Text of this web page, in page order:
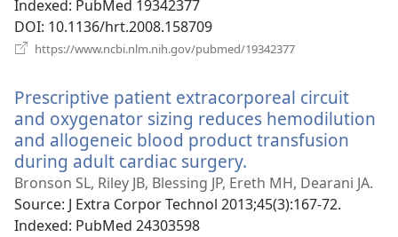
Indexed‎: PubMed 19342377
DOI‎: 10.1136/hrt.2008.158709
https://www.ncbi.nlm.nih.gov/pubmed/19342377
вікні)
Prescriptive patient extracorporeal circuit
and oxygenator sizing reduces hemodilution
and allogeneic blood product transfusion
during adult cardiac surgery.
у
новому
Bronson SL, Riley JB, Blessing JP, Ereth MH, Dearani JA.
Source‎: J Extra Corpor Technol 2013;45(3):167-72.
Indexed‎: PubMed 24303598